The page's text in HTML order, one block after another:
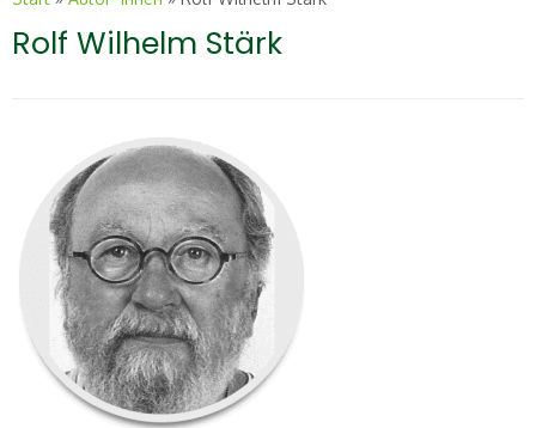
Rolf Wilhelm Stärk